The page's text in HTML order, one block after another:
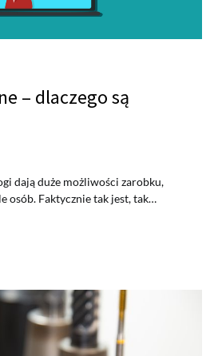
– dlaczego są
dają duże możliwości zarobku,
osób. Faktycznie tak jest, tak…